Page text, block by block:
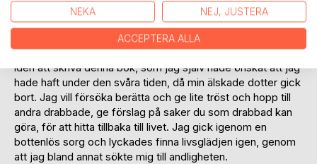
Tyvärr är det ganska vanligt, eftersom vi ännu inte lyckas
rädda alla som får cancer. Omgivningen står oftast helt
handfallen. Det gjorde även jag och det saknades något
riktigt stöd för att hantera allt som uppstod. Därför kom
idén att skriva denna bok, som jag själv hade önskat att jag
hade haft under den svåra tiden, då min älskade dotter gick
bort. Jag vill försöka berätta och ge lite tröst och hopp till
andra drabbade, ge förslag på saker du som drabbad kan
göra, för att hitta tillbaka till livet. Jag gick igenom en
bottenlös sorg och lyckades finna livsglädjen igen, genom
att jag bland annat sökte mig till andligheten.
NEKA NEJ, JUSTERA
ACCEPTERA ALLA